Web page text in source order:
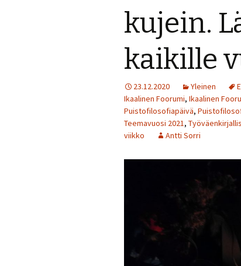
Lauantai 25.7.
Muuta ohjelmaa
kujein.
kaikille
23.12.2020 Yleinen
Ikaalinen Foorumi, Ikaalinen
Puistofilosofiapäivä,
Teemavuosi 2021,
viikko
Antti Sorri